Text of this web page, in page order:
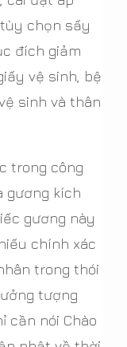
chọn sấy
đích giảm
vệ sinh, bệ
sinh và thân
trong công
gương kích
gương này
chính xác
trong thói
tượng
cần nói Chào